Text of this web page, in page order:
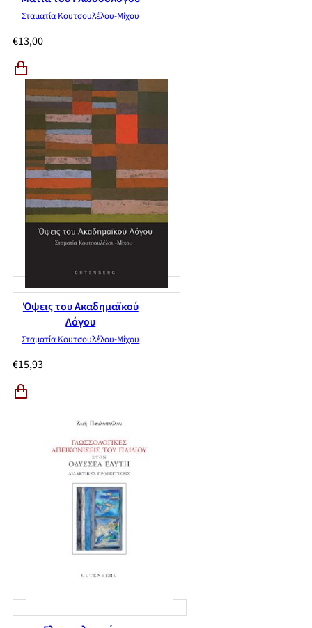
Σταματία Κουτσουλέλου-Μίχου
€13,00
Όψεις του Ακαδημαϊκού
Λόγου
Σταματία Κουτσουλέλου-Μίχου
€15,93